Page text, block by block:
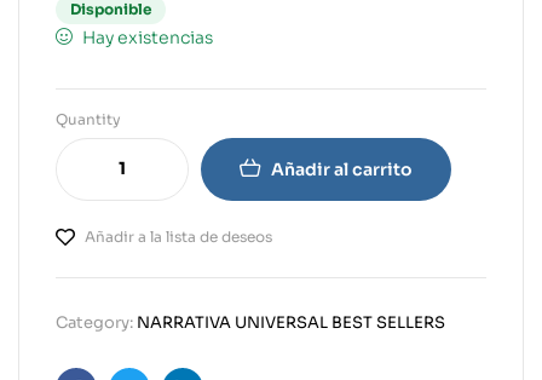
Disponible
Hay existencias
Quantity
Añadir al carrito
Añadir a la lista de deseos
Category: NARRATIVA UNIVERSAL BEST SELLERS